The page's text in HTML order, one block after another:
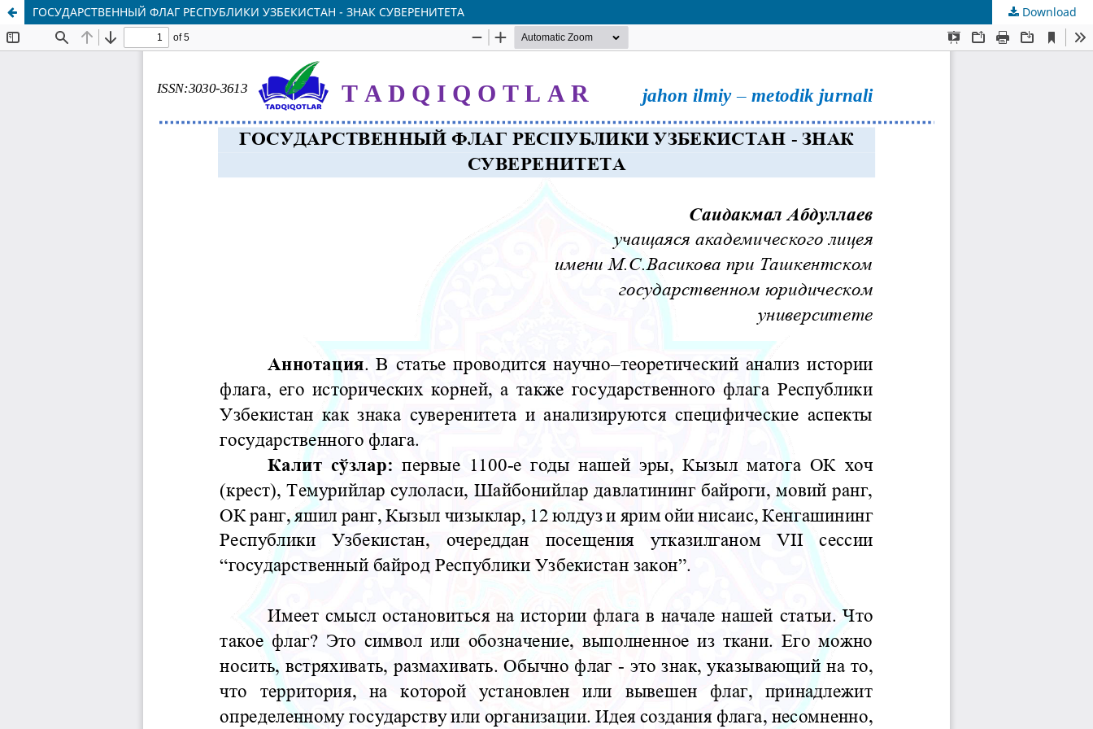
ГОСУДАРСТВЕННЫЙ ФЛАГ РЕСПУБЛИКИ УЗБЕКИСТАН - ЗНАК СУВЕРЕНИТЕТА Download